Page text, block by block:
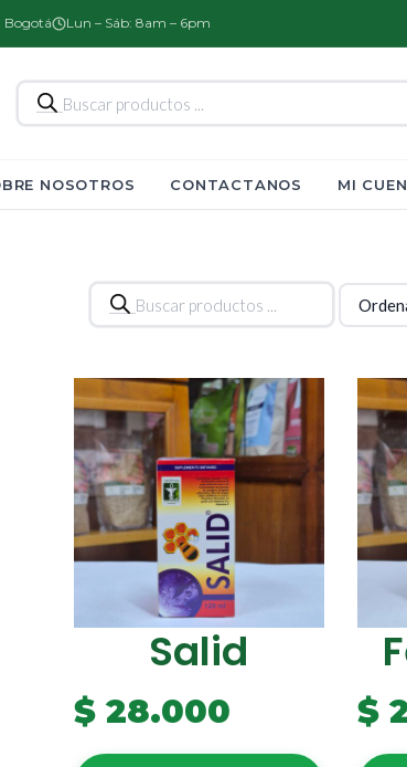
Bogotá Lun – Sáb: 8am – 6pm
Búsqueda
de
productos
NOSOTROS CONTACTANOS MI
Búsqueda
de
productos
Salid
$ 28.000 $